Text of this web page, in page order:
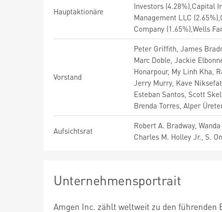
Hauptaktionäre
Investors (4.28%),Capital
Management LLC
Company (1.65%),Wells
Vorstand
Peter Griffith, James
Marc Doble, Jackie
Honarpour, My Linh Kha,
Jerry Murry, Kave
Esteban Santos, Scott
Brenda Torres, Alper
Aufsichtsrat
Robert A. Bradway,
Charles M. Holley Jr., S.
Unternehmensportrait
Amgen Inc. zählt weltweit zu den